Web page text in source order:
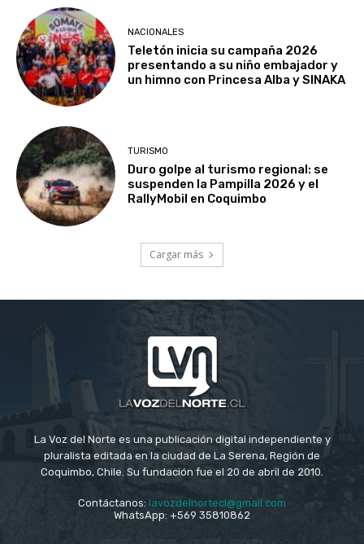
NACIONALES
Teletón inicia su campaña 2026
presentando a su niño embajador y
un himno con Princesa Alba y SINAKA
TURISMO
Duro golpe al turismo regional: se
suspenden la Pampilla 2026 y el
RallyMobil en Coquimbo
Cargar más
La Voz del Norte es una publicación digital independiente y
pluralista editada en la ciudad de La Serena, Región de
Coquimbo, Chile. Su fundación fue el 20 de abril de 2010.
Contáctanos: lavozdelnortecl@gmail.com
WhatsApp: +569 35810862